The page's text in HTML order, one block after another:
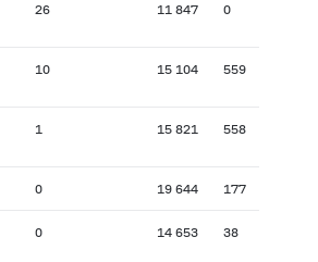
26 11 847 0
10 15 104 559
1 15 821 558
0 19 644 177
0 14 653 38